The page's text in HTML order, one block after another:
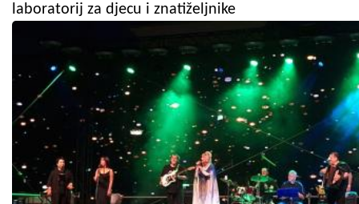
laboratorij za djecu i znatiželjnike